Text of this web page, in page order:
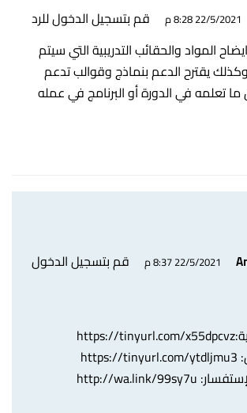
22/5/2021 8:28 م
قم بتسجيل الدخول للرد
المواد والحقائب التدريبية التي سيتم
يقترح الدعم بنماذج وقوالب تدعم
تعلمه في الدورة أو البرنامج في عمله
22/5/2021 8:37 م
قم بتسجيل الدخول
https://tinyurl.com/x55dpcvz
https://tinyurl.com/ytdljmu3
http://wa.link/99sy7u